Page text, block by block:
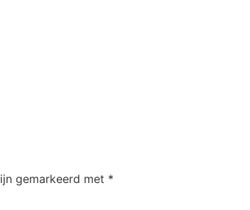
gemarkeerd met *